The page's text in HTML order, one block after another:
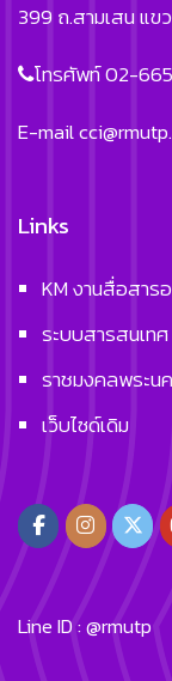
399 ถ.สามเสน แ
โทรศัพท์ 02-
E-mail
Links
KM งานสื่อสาร
ระบบสารสนเทศ
ราชมงคลพระน
เว็บไซด์เดิม
Line ID : @rmutp